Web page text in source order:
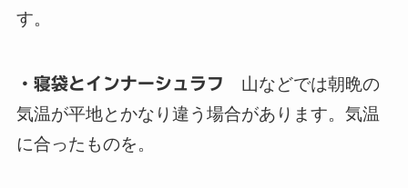
す。
・寝袋とインナーシュラフ 山などでは朝晩の
気温が平地とかなり違う場合があります。気温
に合ったものを。